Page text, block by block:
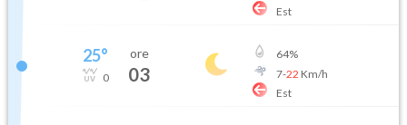
Est
25°
0
ore
03
64%
7-22 Km/h
Est